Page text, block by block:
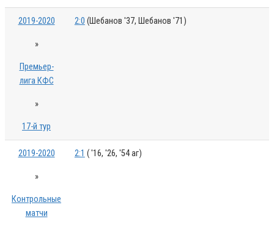
2019-2020
»
Премьер-
лига КФС
»
17-й тур
2:0 (Шебанов '37, Шебанов '71)
2019-2020
»
Контрольные
матчи
2:1 ( '16, '26, '54 аг)